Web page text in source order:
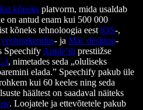
kõneks platvorm, mida usaldab
on antud enam kui 500 000
kõneks tehnoloogia eestiOS-,
veebirakendus- ja Mac desktop-
SpeechifyApple’iltprestiižse
l, nimetades seda „oluliseks
elada.” Speechify pakub üle
kui 60 keeles ning seda
häältest on saadaval näiteks
. Loojatele ja ettevõtetele pakub